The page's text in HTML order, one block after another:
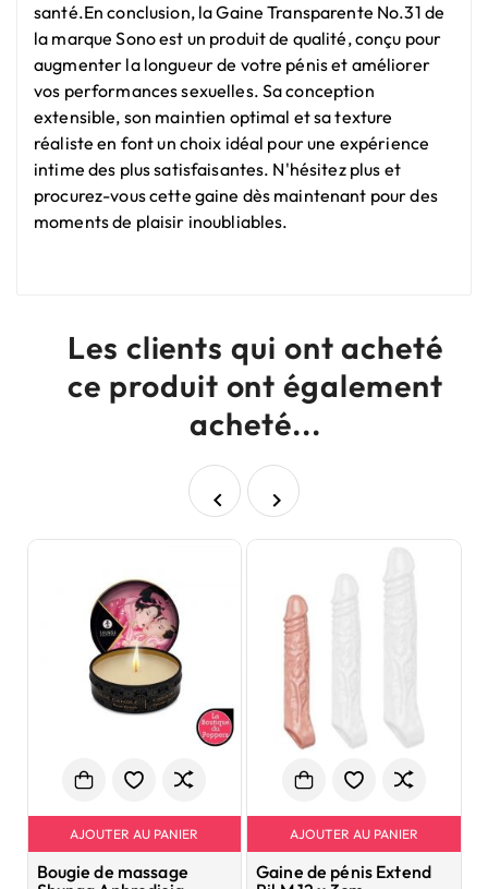
santé.En conclusion, la Gaine Transparente No.31 de
la marque Sono est un produit de qualité, conçu pour
augmenter la longueur de votre pénis et améliorer
vos performances sexuelles. Sa conception
extensible, son maintien optimal et sa texture
réaliste en font un choix idéal pour une expérience
intime des plus satisfaisantes. N'hésitez plus et
procurez-vous cette gaine dès maintenant pour des
moments de plaisir inoubliables.
Les clients qui ont acheté
ce produit ont également
acheté...
 
AJOUTER AU PANIER
Bougie de massage
AJOUTER AU PANIER
Gaine de pénis Extend